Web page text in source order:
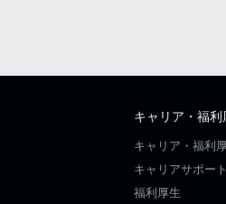
キャリア・福利
キャリア・福利
キャリアサポー
福利厚生